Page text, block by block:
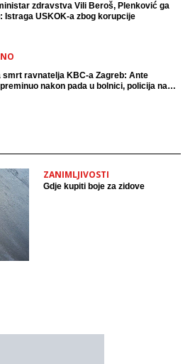
zdravstva Vili Beroš, Plenković ga
Istraga USKOK-a zbog korupcije
smrt ravnatelja KBC-a Zagreb: Ante
nakon pada u bolnici, policija na
ZANIMLJIVOSTI
Gdje kupiti boje za zidove